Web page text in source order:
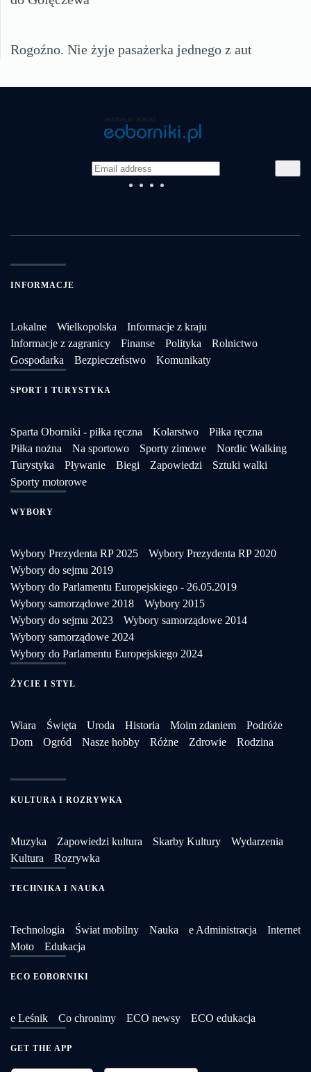
Rogoźno. Nie żyje pasażerka jednego z aut
INFORMACJE
Lokalne Wielkopolska
Informacje z kraju
Informacje z zagranicy
Finanse Polityka
Rolnictwo
Gospodarka
Bezpieczeństwo Komunikaty
SPORT I TURYSTYKA
Sparta Oborniki - piłka ręczna Kolarstwo
Piłka ręczna
Piłka nożna
Na sportowo Sporty zimowe
Nordic Walking
Turystyka
Pływanie Biegi Zapowiedzi
Sztuki walki
Sporty motorowe
WYBORY
Wybory Prezydenta RP 2025
Wybory Prezydenta RP 2020
Wybory do sejmu 2019
Wybory do Parlamentu Europejskiego - 26.05.2019
Wybory samorządowe 2018
Wybory 2015
Wybory do sejmu 2023
Wybory samorządowe 2014
Wybory samorządowe 2024
Wybory do Parlamentu Europejskiego 2024
ŻYCIE I STYL
Wiara Święta Uroda Historia Moim zdaniem
Podróże
Dom
Ogród Nasze hobby Różne Zdrowie Rodzina
KULTURA I ROZRYWKA
Muzyka Zapowiedzi kultura Skarby Kultury
Wydarzenia
Kultura
Rozrywka
TECHNIKA I NAUKA
Technologia Świat mobilny Nauka e Administracja
Internet
Moto
Edukacja
ECO EOBORNIKI
e Leśnik Co chronimy ECO newsy ECO edukacja
GET THE APP